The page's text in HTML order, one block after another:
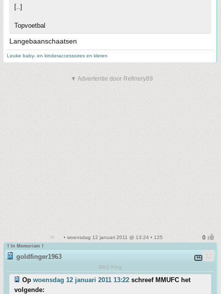
[..]
Topvoetbal
Langebaanschaatsen
Leuke baby- en kinderaccessoires en kleren
▼ Advertentie door Refinery89
• woensdag 12 januari 2011 @ 13:24 • 125
† In Memoriam †
goldfinger1963
BBQ KIng
Op woensdag 12 januari 2011 13:22 schreef MMUFC het
volgende: